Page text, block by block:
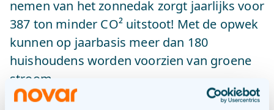
nemen van het zonnedak zorgt jaarlijks voor
387 ton minder CO² uitstoot! Met de opwek
kunnen op jaarbasis meer dan 180
huishoudens worden voorzien van groene
stroom.